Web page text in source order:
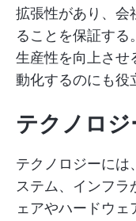
拡張性があり、会
ることを保証す
生産性を向上させ
動化するのにも役
テクノロジ
テクノロジーには
ステム、インフラ
ェアやハードウ